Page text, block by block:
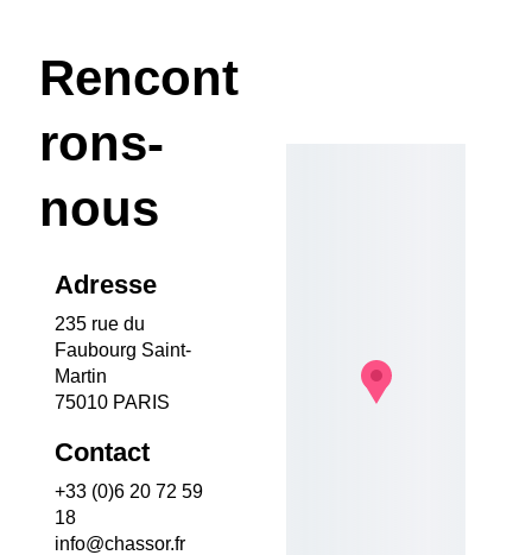
Rencont
rons-
nous
Adresse
235 rue du
Faubourg Saint-
Martin
75010 PARIS
Contact
+33 (0)6 20 72 59
18
info@chassor.fr